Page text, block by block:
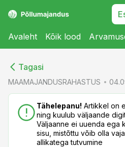
Avaleht Kõik lood
Tagasi
MAAMAJANDUSRAHASTUS
Tähelepanu! Artikkel on
ning kuulub väljaande
Väljaanne ei uuenda ega
sisu, mistõttu võib olla
allikatega tutvumine